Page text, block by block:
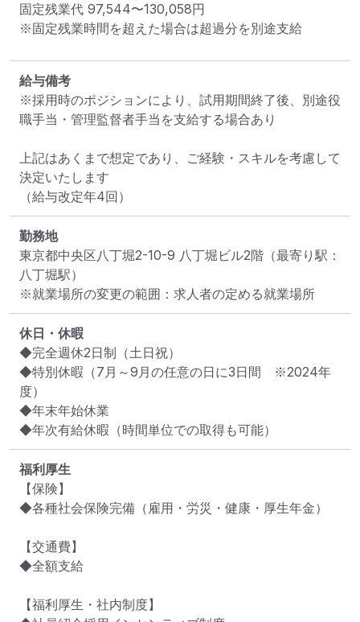
固定残業代 97,544〜130,058円
※固定残業時間を超えた場合は超過分を別途支給
給与備考
※採用時のポジションにより、試用期間終了後、別途役
職手当・管理監督者手当を支給する場合あり
上記はあくまで想定であり、ご経験・スキルを考慮して
決定いたします
（給与改定年4回）
勤務地
東京都中央区八丁堀2-10-9 八丁堀ビル2階 （最寄り駅：
八丁堀駅）
※就業場所の変更の範囲：求人者の定める就業場所
休日・休暇
◆完全週休2日制（土日祝）
◆特別休暇（7月～9月の任意の日に3日間　※2024年
度）
◆年末年始休業
◆年次有給休暇（時間単位での取得も可能）
福利厚生
【保険】
◆各種社会保険完備（雇用・労災・健康・厚生年金）
【交通費】
◆全額支給
【福利厚生・社内制度】